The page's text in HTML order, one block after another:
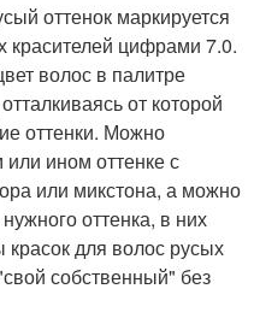
оттенок маркируется
красителей цифрами 7.0.
волос в палитре
от которой
оттенки. Можно
ином оттенке с
или микстона, а можно
оттенка, в них
для волос русых
собственный" без